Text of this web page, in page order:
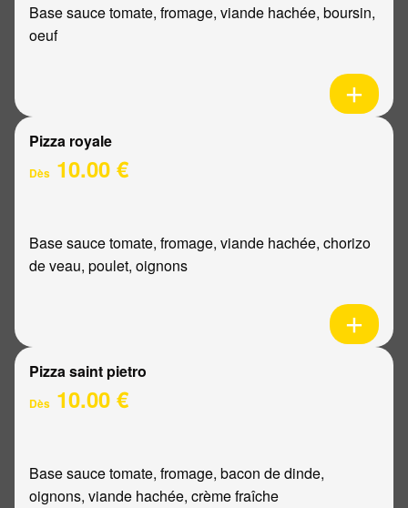
Base sauce tomate, fromage, viande hachée, boursin,
oeuf
Pizza royale
Dès 10.00 €
Base sauce tomate, fromage, viande hachée, chorizo
de veau, poulet, oignons
Pizza saint pietro
Dès 10.00 €
Base sauce tomate, fromage, bacon de dinde,
oignons, viande hachée, crème fraîche